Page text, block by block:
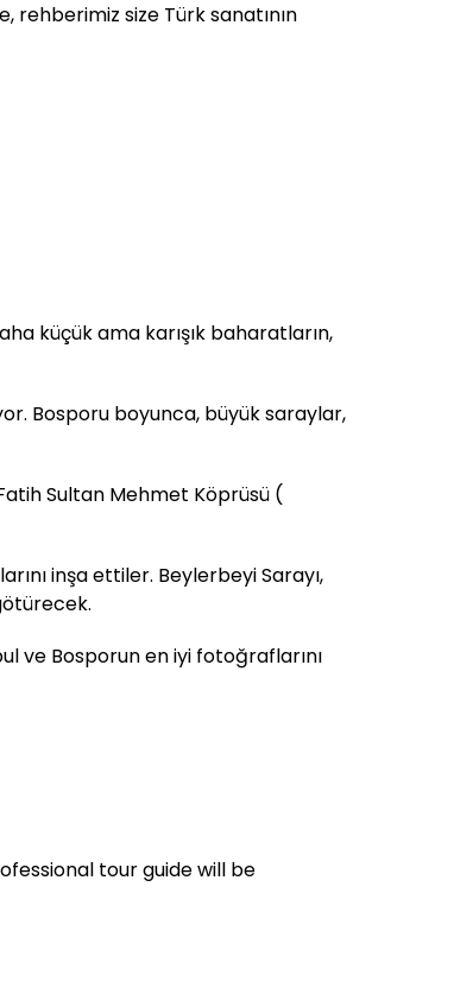
rehberimiz size Türk sanatının
küçük ama karışık baharatların,
Bosporu boyunca, büyük saraylar,
Sultan Mehmet Köprüsü (
inşa ettiler. Beylerbeyi Sarayı,
ve Bosporun en iyi fotoğraflarını
tour guide will be